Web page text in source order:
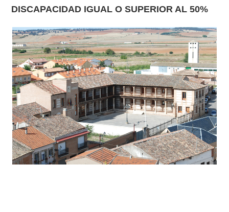
DISCAPACIDAD IGUAL O SUPERIOR AL 50%